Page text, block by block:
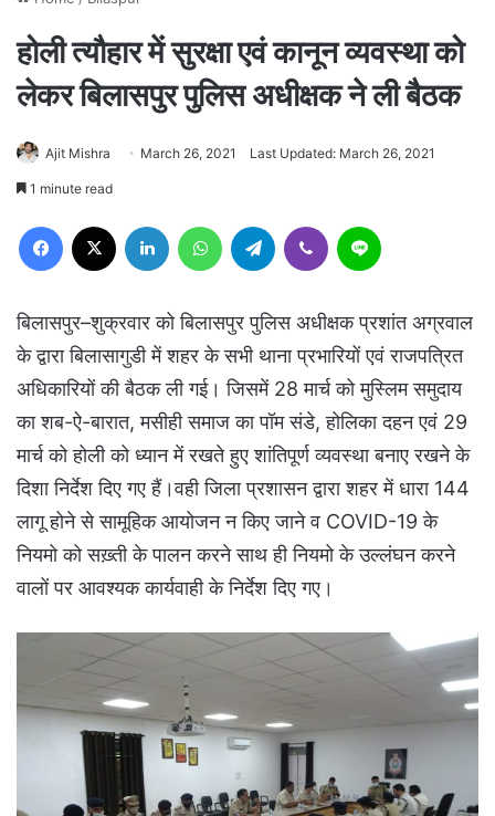
होली त्यौहार में सुरक्षा एवं कानून व्यवस्था को
लेकर बिलासपुर पुलिस अधीक्षक ने ली बैठक
Ajit Mishra March 26, 2021 Last Updated: March 26, 2021
1 minute read
Facebook LinkedIn WhatsAppTelegram Viber
बिलासपुर–शुक्रवार को बिलासपुर पुलिस अधीक्षक प्रशांत अग्रवाल
के द्वारा बिलासागुडी में शहर के सभी थाना प्रभारियों एवं राजपत्रित
अधिकारियों की बैठक ली गई। जिसमें 28 मार्च को मुस्लिम समुदाय
का शब-ऐ-बारात, मसीही समाज का पॉम संडे, होलिका दहन एवं 29
मार्च को होली को ध्यान में रखते हुए शांतिपूर्ण व्यवस्था बनाए रखने के
दिशा निर्देश दिए गए हैं।वही जिला प्रशासन द्वारा शहर में धारा 144
लागू होने से सामूहिक आयोजन न किए जाने व COVID-19 के
नियमो को सख़्ती के पालन करने साथ ही नियमो के उल्लंघन करने
वालों पर आवश्यक कार्यवाही के निर्देश दिए गए।